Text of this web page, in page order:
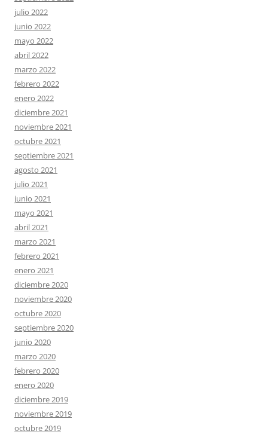
julio 2022
junio 2022
mayo 2022
abril 2022
marzo 2022
febrero 2022
enero 2022
diciembre 2021
noviembre 2021
octubre 2021
septiembre 2021
agosto 2021
julio 2021
junio 2021
mayo 2021
abril 2021
marzo 2021
febrero 2021
enero 2021
diciembre 2020
noviembre 2020
octubre 2020
septiembre 2020
junio 2020
marzo 2020
febrero 2020
enero 2020
diciembre 2019
noviembre 2019
octubre 2019